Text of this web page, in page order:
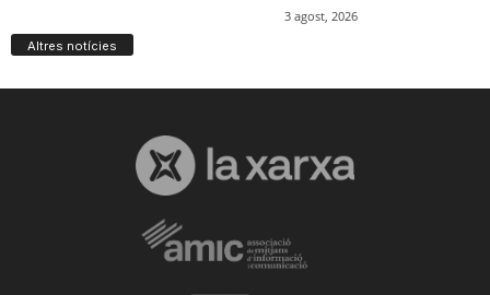
Altres notícies